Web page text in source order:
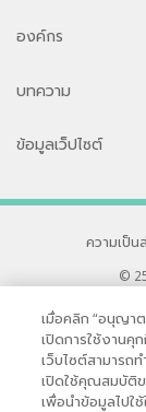
องค์กร
บทความ
ข้อมูลเว็ปไซต์
ความเป็น
©
33 สุขุมวิท
หากท่าน
เมื่อคลิก “อนุญา
เปิดการใช้งานคุ
เว็บไซต์สามารถ
เปิดใช้คุณสมบัติข
เพื่อนำข้อมูลไปใ